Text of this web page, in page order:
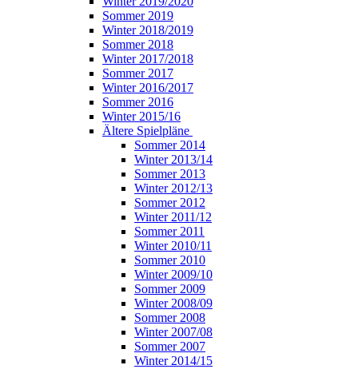
Sommer 2019
Winter 2018/2019
Sommer 2018
Winter 2017/2018
Sommer 2017
Winter 2016/2017
Sommer 2016
Winter 2015/16
Ältere Spielpläne
Sommer 2014
Winter 2013/14
Sommer 2013
Winter 2012/13
Sommer 2012
Winter 2011/12
Sommer 2011
Winter 2010/11
Sommer 2010
Winter 2009/10
Sommer 2009
Winter 2008/09
Sommer 2008
Winter 2007/08
Sommer 2007
Winter 2014/15